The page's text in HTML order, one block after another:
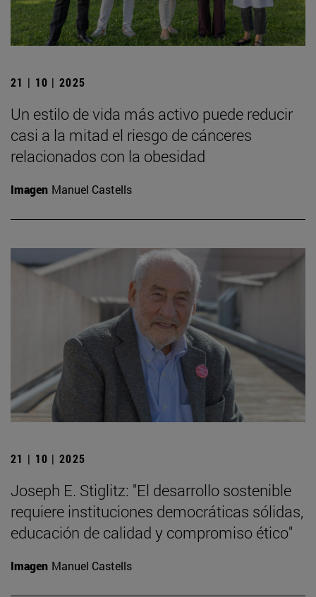
21 | 10 | 2025
Un estilo de vida más activo puede reducir
casi a la mitad el riesgo de cánceres
relacionados con la obesidad
Imagen Manuel Castells
21 | 10 | 2025
Joseph E. Stiglitz: "El desarrollo sostenible
requiere instituciones democráticas sólidas,
educación de calidad y compromiso ético"
Imagen Manuel Castells